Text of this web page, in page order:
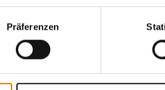
Präferenzen